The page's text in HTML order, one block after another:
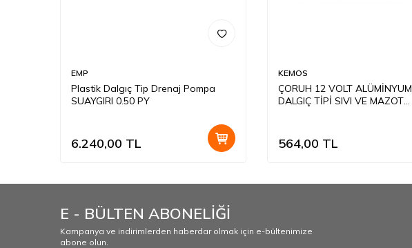
EMP
Plastik Dalgıç Tip Drenaj Pompa
SUAYGIRI 0.50 PY
6.240,00 TL
KEMOS
ÇORUH 12 VOLT ALÜMİNYUM
DALGIÇ TİPİ SIVI VE MAZOT
564,00 TL
E - BÜLTEN ABONELİĞİ
Kampanya ve indirimlerden haberdar olmak için e-bültenimize
abone olun.